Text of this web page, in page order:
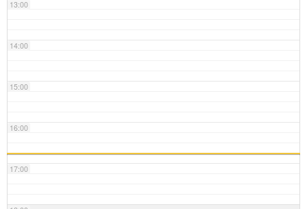
13:00
14:00
15:00
16:00
17:00